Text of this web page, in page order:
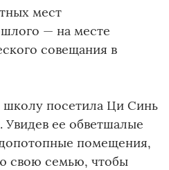
мест
— на месте
совещания в
школу посетила Ци Синь
ее обветшалые
помещения,
свою семью, чтобы